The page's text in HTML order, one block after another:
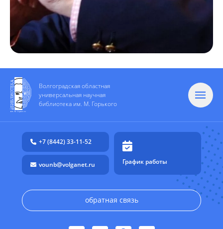
Волгоградская областная
универсальная научная
библиотека им. М. Горького
+7 (8442) 33-11-52
vounb@volganet.ru График работы
обратная связь